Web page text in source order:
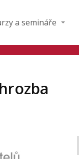
a semináře